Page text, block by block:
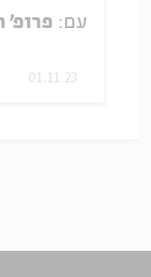
עם: פרופ'
01.11.23